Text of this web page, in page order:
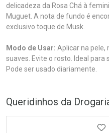
delicadeza da Rosa Chá à
Muguet. A nota de fundo é
exclusivo toque de Musk.
Modo de Usar: Aplicar na pele,
suaves. Evite o rosto. Ideal para
Pode ser usado diariamente.
Queridinhos da